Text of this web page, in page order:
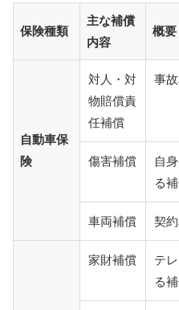
保険種類
主な補償
内容
概要
自動車保
険
対人・対
物賠償責
任補償
事
傷害補償
自
る
車両補償 契
家財補償
テ
る